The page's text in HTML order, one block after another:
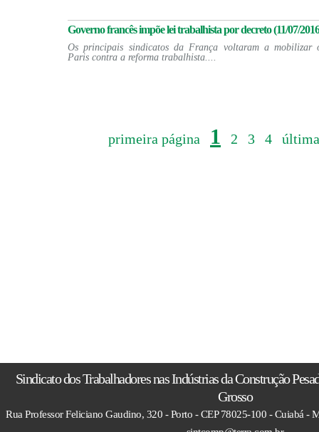
Governo francês impõe lei trabalhista por decreto (11/07/
Os principais sindicatos da França voltaram a mobilizar
Paris contra a reforma trabalhista....
primeira página 1 2 3 4
Sindicato dos Trabalhadores nas Indústrias da Construção
Grosso
Rua Professor Feliciano Gaudino, 320 - Porto - CEP 78025-100 - Cuiabá -